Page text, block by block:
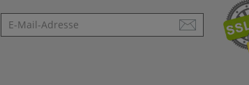
Newsletter